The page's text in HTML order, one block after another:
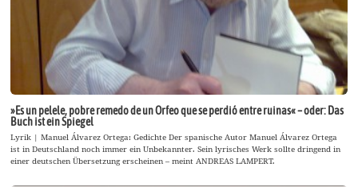
»Es un pelele, pobre remedo de un Orfeo que se perdió entre ruinas« – oder: Das
Buch ist ein Spiegel
Lyrik | Manuel Álvarez Ortega: Gedichte Der spanische Autor Manuel Álvarez Ortega
ist in Deutschland noch immer ein Unbekannter. Sein lyrisches Werk sollte dringend in
einer deutschen Übersetzung erscheinen – meint ANDREAS LAMPERT.